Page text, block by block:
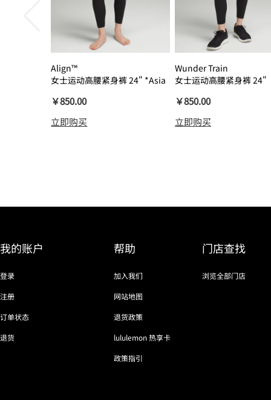
Align™
女士运动高腰紧身裤 24" *Asia
￥850.00
立即购买
Wunder Train
女士运动高腰紧身裤 24"
￥850.00
立即购买
我的账户
登录
注册
订单状态
退货
帮助
加入我们
网站地图
退货政策
lululemon 热享卡
政策指引
门店查找
浏览全部门店